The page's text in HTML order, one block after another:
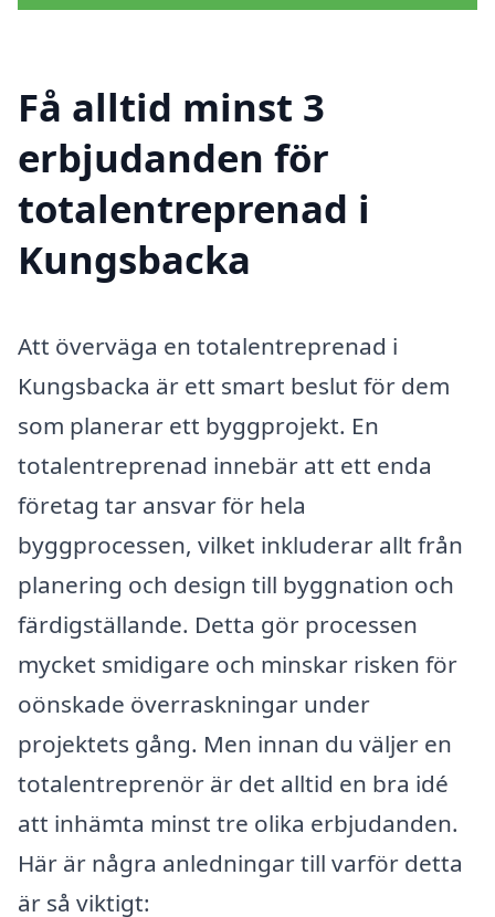
Få alltid minst 3
erbjudanden för
totalentreprenad i
Kungsbacka
Att överväga en totalentreprenad i
Kungsbacka är ett smart beslut för dem
som planerar ett byggprojekt. En
totalentreprenad innebär att ett enda
företag tar ansvar för hela
byggprocessen, vilket inkluderar allt från
planering och design till byggnation och
färdigställande. Detta gör processen
mycket smidigare och minskar risken för
oönskade överraskningar under
projektets gång. Men innan du väljer en
totalentreprenör är det alltid en bra idé
att inhämta minst tre olika erbjudanden.
Här är några anledningar till varför detta
är så viktigt: